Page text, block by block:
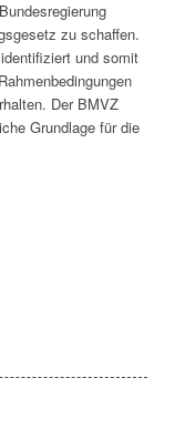
zu schaffen.
und somit
Der BMVZ
Grundlage für die